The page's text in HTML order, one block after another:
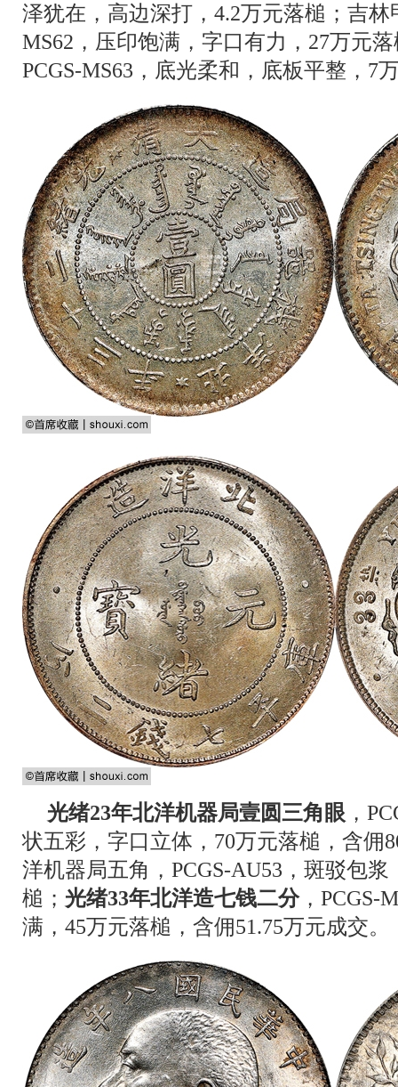
泽犹在，高边深打，4.2万元落槌；吉林
MS62，压印饱满，字口有力，27万元
PCGS-MS63，底光柔和，底板平整，7
光绪23年北洋机器局壹圆三角眼 ，
状五彩，字口立体，70万元落槌，含佣
洋机器局五角，PCGS-AU53，斑驳包
槌； 光绪33年北洋造七钱二分，PCGS-
满，45万元落槌，含佣51.75万元成交。